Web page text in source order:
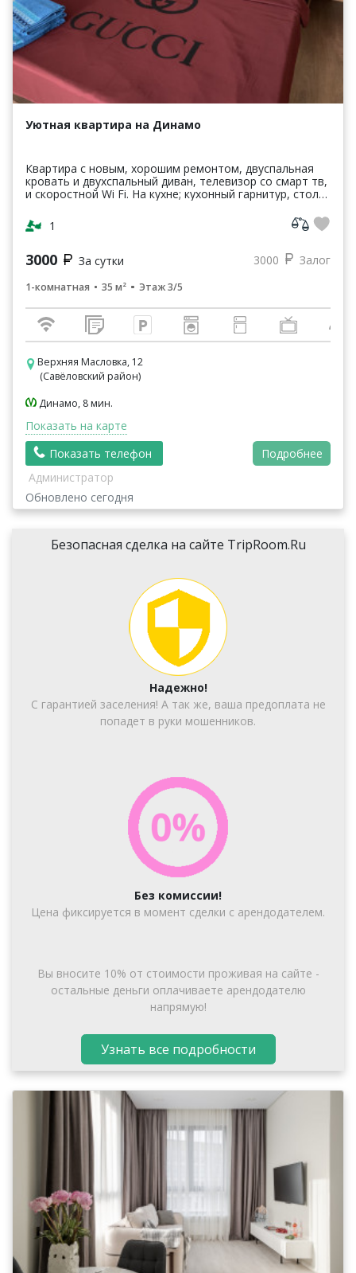
Уютная квартира на Динамо
Квартира с новым, хорошим ремонтом, двуспальная
кровать и двухспальный диван, телевизор со смарт тв,
и скоростной Wi Fi. На кухне; кухонный гарнитур, стол
1
3000 За сутки 3000 Залог
1-комнатная 35 м² Этаж 3/5
Верхняя Масловка, 12
(Савёловский район)
Динамо, 8 мин.
Показать на карте
Показать телефон
Подробнее
Администратор
Обновлено сегодня
Безопасная сделка на сайте TripRoom.Ru
Надежно!
С гарантией заселения! А так же, ваша предоплата не
попадет в руки мошенников.
Без комиссии!
Цена фиксируется в момент сделки с арендодателем.
Вы вносите 10% от стоимости проживая на сайте -
остальные деньги оплачиваете арендодателю
напрямую!
Узнать все подробности